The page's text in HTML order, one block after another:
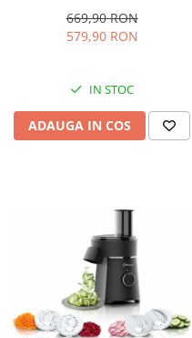
Alte obiecte sanitare
interioara, Compartiment
gheata, H 82 cm, Alb
669,90 RON
579,90 RON
IN STOC
ADAUGA IN COS